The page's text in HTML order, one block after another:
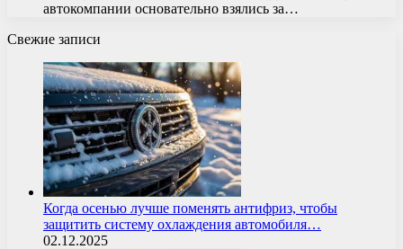
автокомпании основательно взялись за…
Свежие записи
Когда осенью лучше поменять антифриз, чтобы
защитить систему охлаждения автомобиля…
02.12.2025